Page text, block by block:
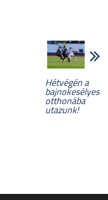
Hétvégén a
bajnokesélyes
otthonába
utazunk!